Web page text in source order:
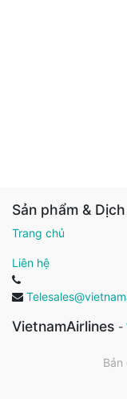
Sản phẩm &
Trang chủ
Liên hệ
VietnamAirlines -